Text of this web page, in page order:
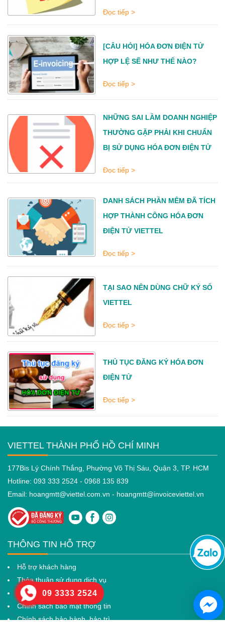
Đọc tiếp >
[CÂU HỎI] HÓA ĐƠN ĐIỆN TỬ
HỢP LỆ SẼ NHƯ THẾ NÀO?
Đọc tiếp >
NHỮNG SAI LẦM DOANH NGHIỆP
THƯỜNG GẶP PHẢI KHI CHUẨN
BỊ SỬ DỤNG HÓA ĐƠN ĐIỆN TỬ
Đọc tiếp >
DANH SÁCH PHẦN MÊM ĐÃ TÍCH
HỢP THÀNH CÔNG HÓA ĐƠN
ĐIỆN TỬ VIETTEL
Đọc tiếp >
TẠI SAO NÊN DÙNG CHỮ KÝ SỐ
VIETTEL
Đọc tiếp >
THỦ TỤC ĐĂNG KÝ HÓA ĐƠN
ĐIỆN TỬ
Đọc tiếp >
VIETTEL THÀNH PHỐ HỒ CHÍ MINH
177Bis Lý Chính Thắng, Phường Võ Thị Sáu, Quận 3, TP. HCM
Hotline: 093 333 2524 - 0968 135 839
Email: hoangmtt@viettel.com.vn - hoangmtt@invoiceviettel.vn
THÔNG TIN HỖ TRỢ
Hỗ trợ khách hàng
Thỏa thuận sử dụng dịch vụ
Chính sách cài đặt dịch vụ
Chính sách bảo mật thông tin
Chính sách bảo hành, bảo trì
09 3333 2524